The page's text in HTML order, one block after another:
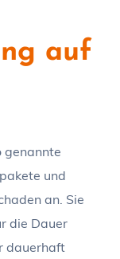
auf
genannte
und
an. Sie
die Dauer
dauerhaft